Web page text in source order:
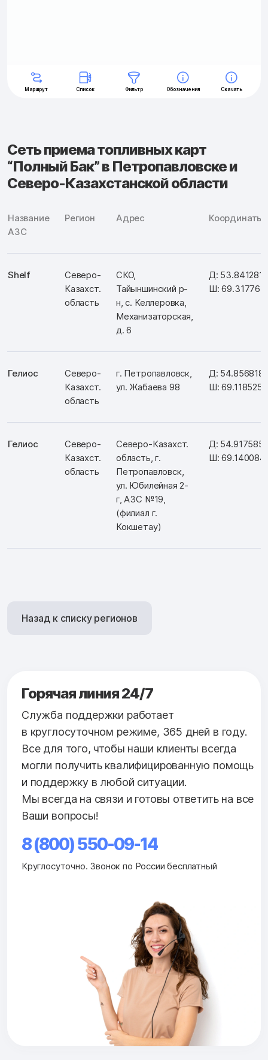
Сеть приема топливных карт
“Полный Бак” в Петропавловске и
Северо-Казахстанской области
Название
АЗС
Регион Адрес Координаты
Shelf
Северо-
Казахст.
область
СКО,
Тайыншинский р-
н, с. Келлеровка,
Механизаторская,
д. 6
Д: 53.841281
Ш: 69.317764
Гелиос
Северо-
Казахст.
область
г. Петропавловск,
ул. Жабаева 98
Д: 54.856818
Ш: 69.118525
Гелиос
Северо-
Казахст.
область
Северо-Казахст.
область, г.
Петропавловск,
ул. Юбилейная 2-
г, АЗС №19,
(филиал г.
Кокшетау)
Д: 54.917585
Ш: 69.140084
Назад к списку регионов
Горячая линия 24/7
Служба поддержки работает
в круглосуточном режиме, 365 дней в году.
Все для того, чтобы наши клиенты всегда
могли получить квалифицированную помощь
и поддержку в любой ситуации.
Мы всегда на связи и готовы ответить на все
Ваши вопросы!
8 (800) 550-09-14
Круглосуточно. Звонок по России бесплатный